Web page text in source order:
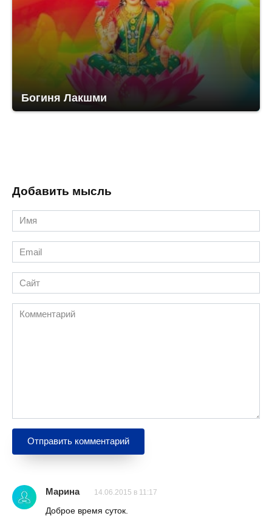
Богиня Лакшми
Добавить мысль
Имя
*
Email
*
Сайт
Комментарий
Марина 14.06.2015 в 11:17
Доброе время суток.